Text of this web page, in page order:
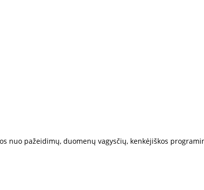
pažeidimų, duomenų vagysčių, kenkėjiškos